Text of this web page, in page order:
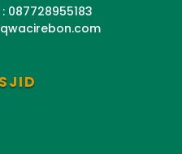
087728955183